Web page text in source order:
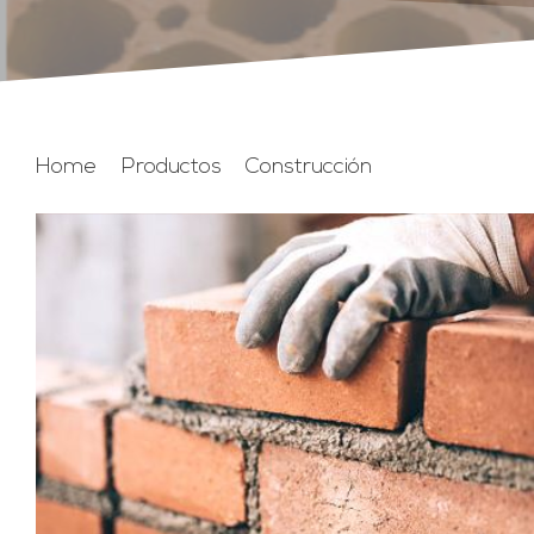
Home Productos Construcción